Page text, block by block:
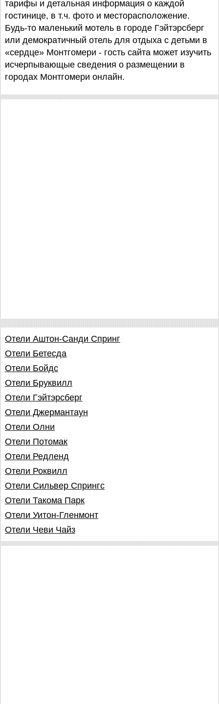
тарифы и детальная информация о каждой
гостинице, в т.ч. фото и месторасположение.
Будь-то маленький мотель в городе Гэйтэрсберг
или демократичный отель для отдыха с детьми в
«сердце» Монтгомери - гость сайта может изучить
исчерпывающые сведения о размещении в
городах Монтгомери онлайн.
Отели Аштон-Санди Спринг
Отели Бетесда
Отели Бойдс
Отели Бруквилл
Отели Гэйтэрсберг
Отели Джермантаун
Отели Олни
Отели Потомак
Отели Редленд
Отели Роквилл
Отели Сильвер Спрингс
Отели Такома Парк
Отели Уитон-Гленмонт
Отели Чеви Чайз